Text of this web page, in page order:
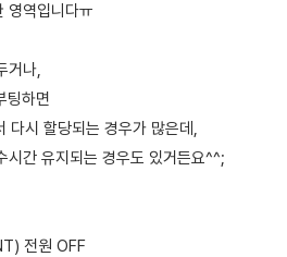
영역입니다ㅠ
거나,
팅하면
다시 할당되는 경우가 많은데,
시간 유지되는 경우도 있거든요^^;
전원 OFF